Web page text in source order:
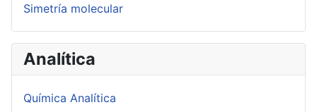
Simetría molecular
Analítica
Química Analítica